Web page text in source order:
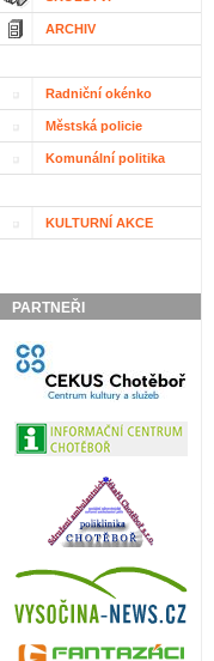
ARCHIV
Radniční okénko
Městská policie
Komunální politika
KULTURNÍ AKCE
PARTNEŘI